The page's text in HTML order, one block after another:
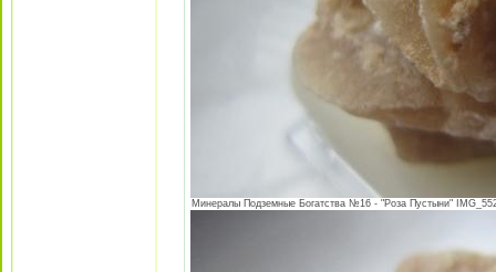
Минералы Подземные Богатства №16 - "Роза Пустыни"